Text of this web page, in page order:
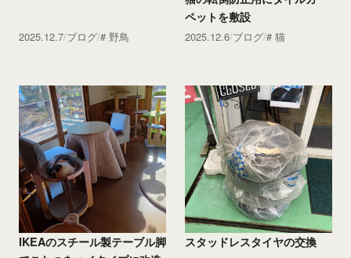
2025.12.7 ブログ 野鳥
ペットを敷設
2025.12.6 ブログ 猫
IKEAのスチール製テーブル脚
スタッドレスタイヤの交換